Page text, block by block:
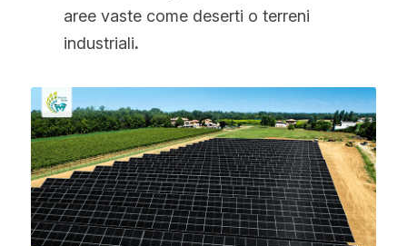
aree vaste come deserti o terreni
industriali.